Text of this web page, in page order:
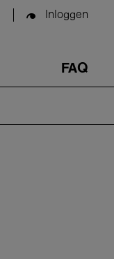
Inloggen
FAQ